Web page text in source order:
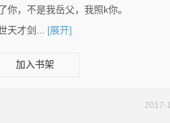
你，不是我岳父，我照k你。
天才剑... [展开]
加入书架
2017-